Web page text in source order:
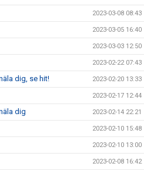
2023-03-08 08:43
2023-03-05 16:40
2023-03-03 12:50
2023-02-22 07:43
dig, se hit! 2023-02-20 13:33
2023-02-17 12:44
dig 2023-02-14 22:21
2023-02-10 15:48
2023-02-10 13:00
2023-02-08 16:42